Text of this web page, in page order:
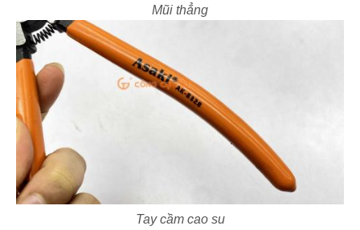
Mũi thẳng
Tay cầm cao su